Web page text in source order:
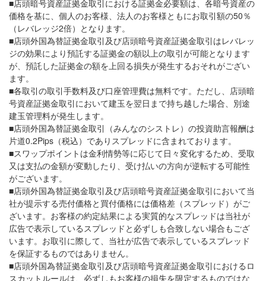
■店頭暗号資産証拠金取引における証拠金必要額は、各暗号資産の
価格を基に、個人のお客様、法人のお客様ともにお取引額の50％
（レバレッジ2倍）となります。
■店頭外国為替証拠金取引及び店頭暗号資産証拠金取引はレバレッ
ジの効果により預託する証拠金の額以上の取引が可能となります
が、預託した証拠金の額を上回る損失が発生するおそれがござい
ます。
■各取引の取引手数料及び口座管理費は無料です。ただし、店頭暗
号資産証拠金取引において建玉を翌日まで持ち越した場合、別途
建玉管理料が発生します。
■店頭外国為替証拠金取引（みんなのシストレ）の投資助言報酬は
片道0.2Pips（税込）でありスプレッドに含まれております。
■スワップポイントは金利情勢等に応じて日々変化するため、受取
又は支払の金額が変動したり、受け払いの方向が逆転する可能性
がございます。
■店頭外国為替証拠金取引及び店頭暗号資産証拠金取引において当
社が提示する売付価格と買付価格には価格差（スプレッド）がご
ざいます。お客様の約定結果による実質的なスプレッドは当社が
広告で表示しているスプレッドと必ずしも合致しない場合もござ
います。お取引に際して、当社が広告で表示しているスプレッド
を保証するものではありません。
■店頭外国為替証拠金取引及び店頭暗号資産証拠金取引におけるロ
スカットルールは、必ずしもお客様の損失を限定するものではな